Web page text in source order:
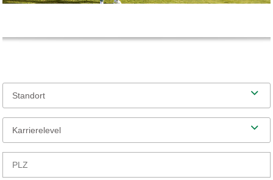
Standort
Karrierelevel